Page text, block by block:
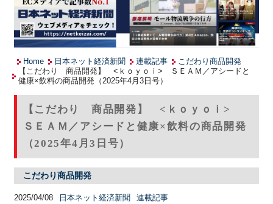
Home 日本ネット経済新聞 連載記事
こだわり商品開発
【こだわり 商品開発】 <ｋｏｙｏｉ> ＳＥＡＭ／アシードと
健康×飲料の商品開発（2025年4月3日号）
【こだわり 商品開発】 <ｋｏｙｏｉ>
ＳＥＡＭ／アシードと健康×飲料の商品開発
（2025年4月3日号）
こだわり商品開発
2025/04/08 日本ネット経済新聞 連載記事